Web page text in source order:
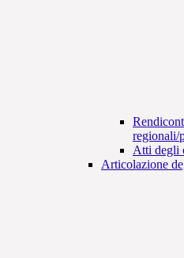
regionali/
Atti degli
Articolazione